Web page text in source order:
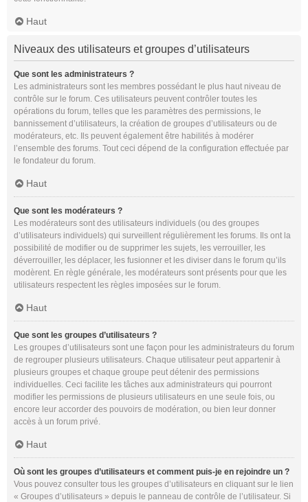
Haut
Niveaux des utilisateurs et groupes d’utilisateurs
Que sont les administrateurs ?
Les administrateurs sont les membres possédant le plus haut niveau de
contrôle sur le forum. Ces utilisateurs peuvent contrôler toutes les
opérations du forum, telles que les paramètres des permissions, le
bannissement d’utilisateurs, la création de groupes d’utilisateurs ou de
modérateurs, etc. Ils peuvent également être habilités à modérer
l’ensemble des forums. Tout ceci dépend de la configuration effectuée par
le fondateur du forum.
Haut
Que sont les modérateurs ?
Les modérateurs sont des utilisateurs individuels (ou des groupes
d’utilisateurs individuels) qui surveillent régulièrement les forums. Ils ont la
possibilité de modifier ou de supprimer les sujets, les verrouiller, les
déverrouiller, les déplacer, les fusionner et les diviser dans le forum qu’ils
modèrent. En règle générale, les modérateurs sont présents pour que les
utilisateurs respectent les règles imposées sur le forum.
Haut
Que sont les groupes d’utilisateurs ?
Les groupes d’utilisateurs sont une façon pour les administrateurs du forum
de regrouper plusieurs utilisateurs. Chaque utilisateur peut appartenir à
plusieurs groupes et chaque groupe peut détenir des permissions
individuelles. Ceci facilite les tâches aux administrateurs qui pourront
modifier les permissions de plusieurs utilisateurs en une seule fois, ou
encore leur accorder des pouvoirs de modération, ou bien leur donner
accès à un forum privé.
Haut
Où sont les groupes d’utilisateurs et comment puis-je en rejoindre un ?
Vous pouvez consulter tous les groupes d’utilisateurs en cliquant sur le lien
« Groupes d’utilisateurs » depuis le panneau de contrôle de l’utilisateur. Si